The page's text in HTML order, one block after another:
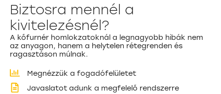
Biztosra mennél a
kivitelezésnél?
A kőfurnér homlokzatoknál a legnagyobb hibák nem
az anyagon, hanem a helytelen rétegrenden és
ragasztáson múlnak.
Megnézzük a fogadófelületet
Javaslatot adunk a megfelelő rendszerre